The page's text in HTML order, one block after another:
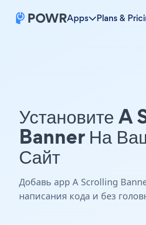
Apps Plans &
Установите
Banner На
Сайт
Добавь app A Scrolling
написания кода и без